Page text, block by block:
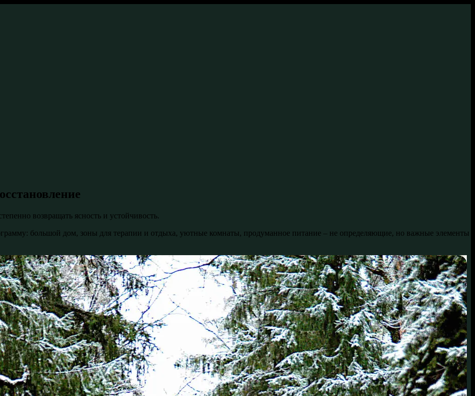
возвращать ясность и устойчивость.
большой дом, зоны для терапии и отдыха, уютные комнаты, продуманное питание – не определяющие, но важные элементы